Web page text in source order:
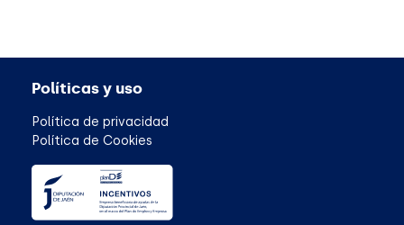
Políticas y uso
Política de privacidad
Política de Cookies